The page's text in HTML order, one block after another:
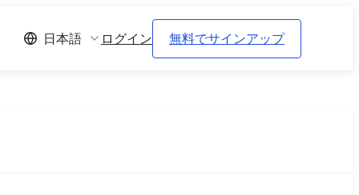
日本語 ログイン 無料でサインアップ